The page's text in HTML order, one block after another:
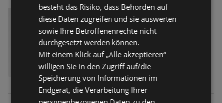
besteht das Risiko, dass Behörden auf
diese Daten zugreifen und sie auswerten
sowie Ihre Betroffenenrechte nicht
durchgesetzt werden können.
Mit einem Klick auf „Alle akzeptieren“
willigen Sie in den Zugriff auf/die
Speicherung von Informationen im
Endgerät, die Verarbeitung Ihrer